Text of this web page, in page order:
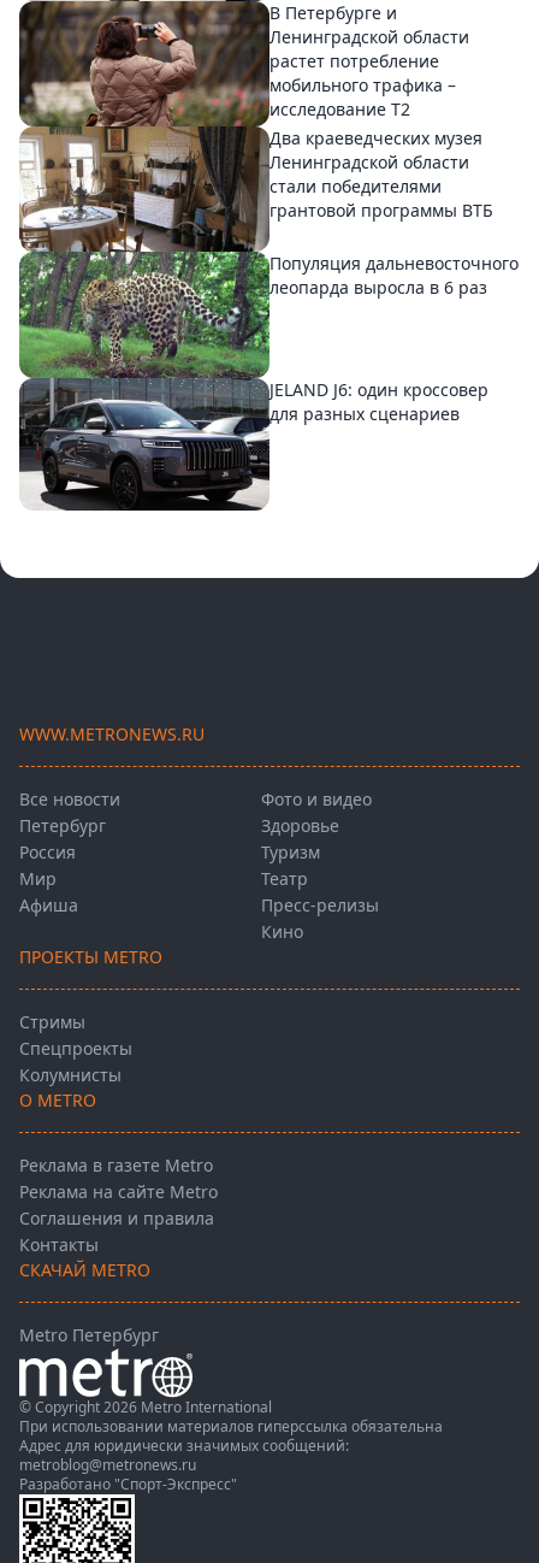
В Петербурге и
Ленинградской области
растет потребление
мобильного трафика –
исследование T2
Два краеведческих музея
Ленинградской области
стали победителями
грантовой программы ВТБ
Популяция дальневосточного
леопарда выросла в 6 раз
JELAND J6: один кроссовер
для разных сценариев
WWW.METRONEWS.RU
Все новости
Петербург
Россия
Мир
Афиша
Фото и видео
Здоровье
Туризм
Театр
Пресс-релизы
Кино
ПРОЕКТЫ METRO
Стримы
Спецпроекты
Колумнисты
О METRO
Реклама в газете Metro
Реклама на сайте Metro
Соглашения и правила
Контакты
СКАЧАЙ METRO
Metro Петербург
© Copyright 2026 Metro International
При использовании материалов гиперссылка обязательна
Адрес для юридически значимых сообщений:
metroblog@metronews.ru
Разработано "Спорт-Экспресс"